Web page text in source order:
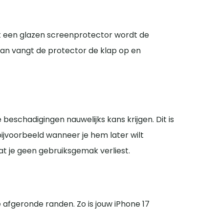
een glazen screenprotector wordt de
vangt de protector de klap op en
nauwelijks kans krijgen. Dit is
wanneer je hem later wilt
je geen gebruiksgemak verliest.
randen. Zo is jouw iPhone 17